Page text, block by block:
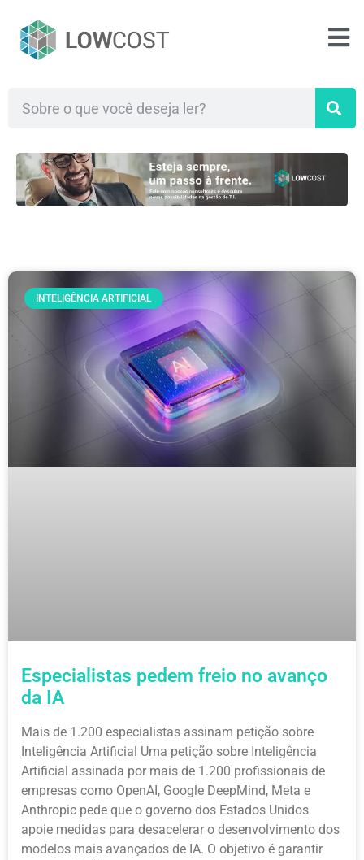
INTELIGÊNCIA ARTIFICIAL
Especialistas pedem freio no avanço
da IA
Mais de 1.200 especialistas assinam petição sobre
Inteligência Artificial Uma petição sobre Inteligência
Artificial assinada por mais de 1.200 profissionais de
empresas como OpenAI, Google DeepMind, Meta e
Anthropic pede que o governo dos Estados Unidos
apoie medidas para desacelerar o desenvolvimento dos
modelos mais avançados de IA. O objetivo é garantir